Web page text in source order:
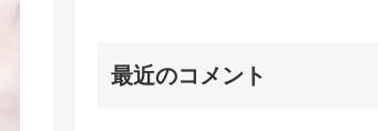
最近のコメント